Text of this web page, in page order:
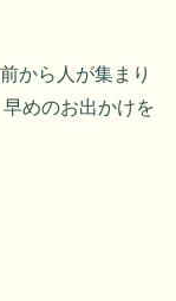
から人が集まり
めのお出かけを